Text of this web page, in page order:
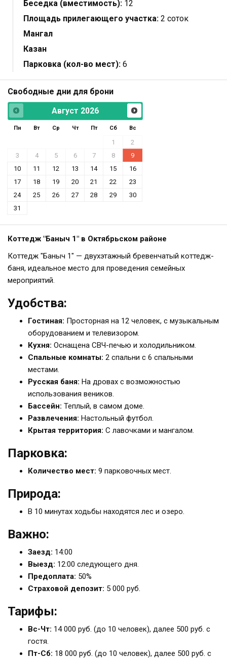
Беседка (вместимость): 12
Площадь прилегающего участка: 2 соток
Мангал
Казан
Парковка (кол-во мест): 6
Свободные дни для брони
Август 2026
Пн Вт Ср Чт Пт Сб Вс
1
2
3
4 5 6 7 8
9
10
11 12 13 14 15
16
17
18 19 20 21 22
23
24
25 26 27 28 29
30
31
Коттедж "Баныч 1" в Октябрьском районе
Коттедж "Баныч 1" — двухэтажный бревенчатый коттедж-
баня, идеальное место для проведения семейных
мероприятий.
Удобства:
Гостиная: Просторная на 12 человек, с музыкальным
оборудованием и телевизором.
Кухня: Оснащена СВЧ-печью и холодильником.
Спальные комнаты: 2 спальни с 6 спальными
местами.
Русская баня: На дровах с возможностью
использования веников.
Бассейн: Теплый, в самом доме.
Развлечения: Настольный футбол.
Крытая территория: С лавочками и мангалом.
Парковка:
Количество мест: 9 парковочных мест.
Природа:
В 10 минутах ходьбы находятся лес и озеро.
Важно:
Заезд: 14:00
Выезд: 12:00 следующего дня.
Предоплата: 50%
Страховой депозит: 5 000 руб.
Тарифы:
Вс-Чт: 14 000 руб. (до 10 человек), далее 500 руб. с
гостя.
Пт-Сб: 18 000 руб. (до 10 человек), далее 500 руб. с